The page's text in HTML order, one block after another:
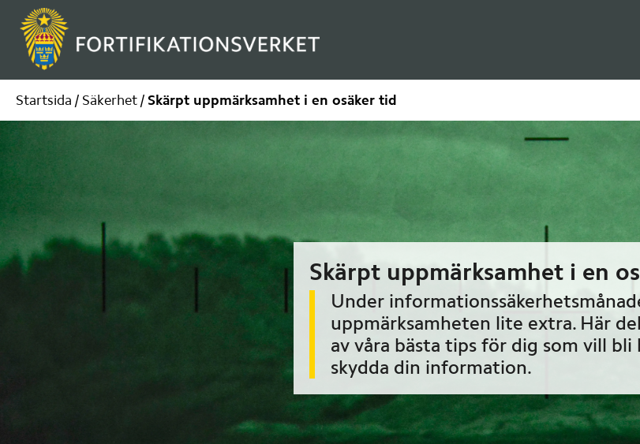
Startsida / Säkerhet/Skärpt uppmärksamhet i en osäker tid
Skärpt uppmärksamhet i en
Under
uppmärksamheten lite extra. Här
av våra bästa tips för dig som vill
skydda din information.